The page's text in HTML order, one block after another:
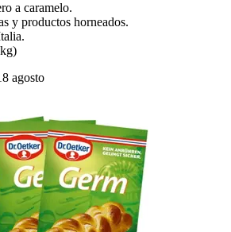
a caramelo.
y productos horneados.
agosto